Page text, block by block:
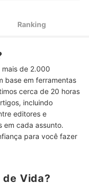
Seguradora Oferece
de Vida
no Reclame Aqui
um Aplicativo
Ranking
de 2.000
base em ferramentas
cerca de 20 horas
incluindo
editores e
em cada assunto.
para você fazer
de Vida?